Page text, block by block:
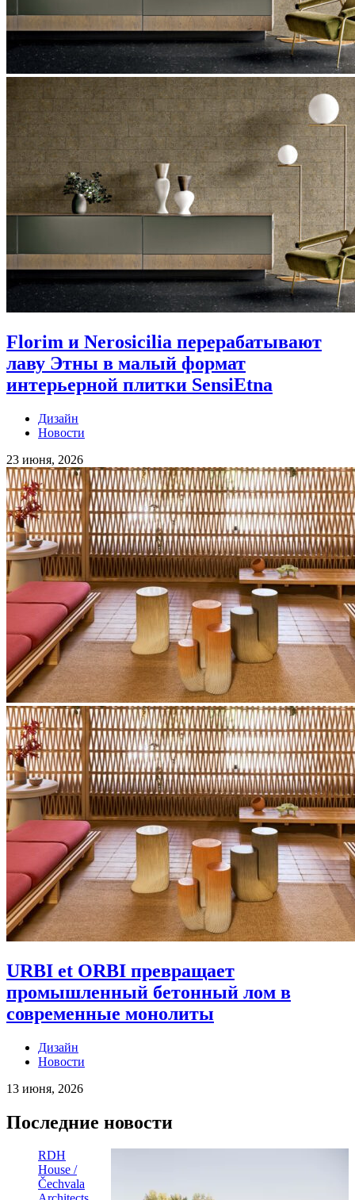
Florim и Nerosicilia перерабатывают
лаву Этны в малый формат
интерьерной плитки SensiEtna
Дизайн
Новости
23 июня, 2026
URBI et ORBI превращает
промышленный бетонный лом в
современные монолиты
Дизайн
Новости
13 июня, 2026
Последние новости
RDH
House /
Čechvala